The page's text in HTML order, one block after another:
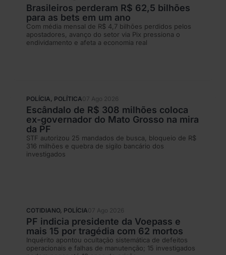
Brasileiros perderam R$ 62,5 bilhões
para as bets em um ano
Com média mensal de R$ 4,7 bilhões perdidos pelos
apostadores, avanço do setor via Pix pressiona o
endividamento e afeta a economia real
POLÍCIA, POLÍTICA07 Ago 2026
Escândalo de R$ 308 milhões coloca
ex-governador do Mato Grosso na mira
da PF
STF autorizou 25 mandados de busca, bloqueio de R$
316 milhões e quebra de sigilo bancário dos
investigados
COTIDIANO, POLÍCIA07 Ago 2026
PF indicia presidente da Voepass e
mais 15 por tragédia com 62 mortos
Inquérito apontou ocultação sistemática de defeitos
operacionais e falhas de manutenção; 15 investigados